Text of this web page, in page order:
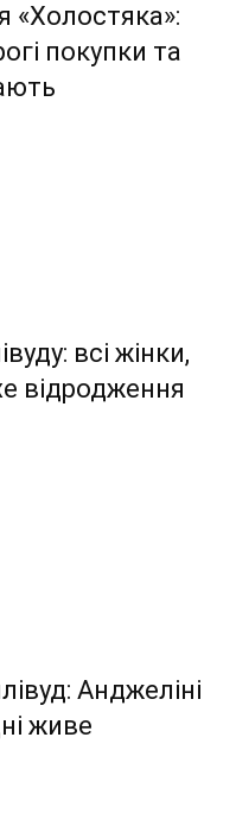
«Холостяка»:
покупки та
всі жінки,
відродження
Анджеліні
живе